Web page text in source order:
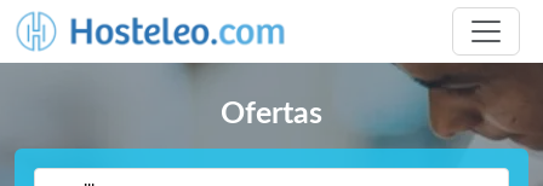
Ofertas